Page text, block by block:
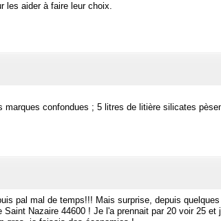
les aider à faire leur choix.
marques confondues ; 5 litres de litière silicates
pal mal de temps!!! Mais surprise, depuis
Nazaire 44600 ! Je l'a prennait par 20 voir 25 et